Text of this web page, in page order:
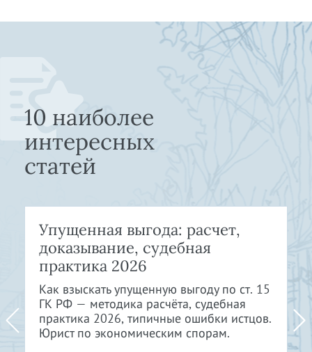
10 наиболее
интересных
статей
Упущенная выгода: расчет,
доказывание, судебная
практика 2026
Как взыскать упущенную выгоду по ст. 15
ГК РФ — методика расчёта, судебная
практика 2026, типичные ошибки истцов.
Юрист по экономическим спорам.